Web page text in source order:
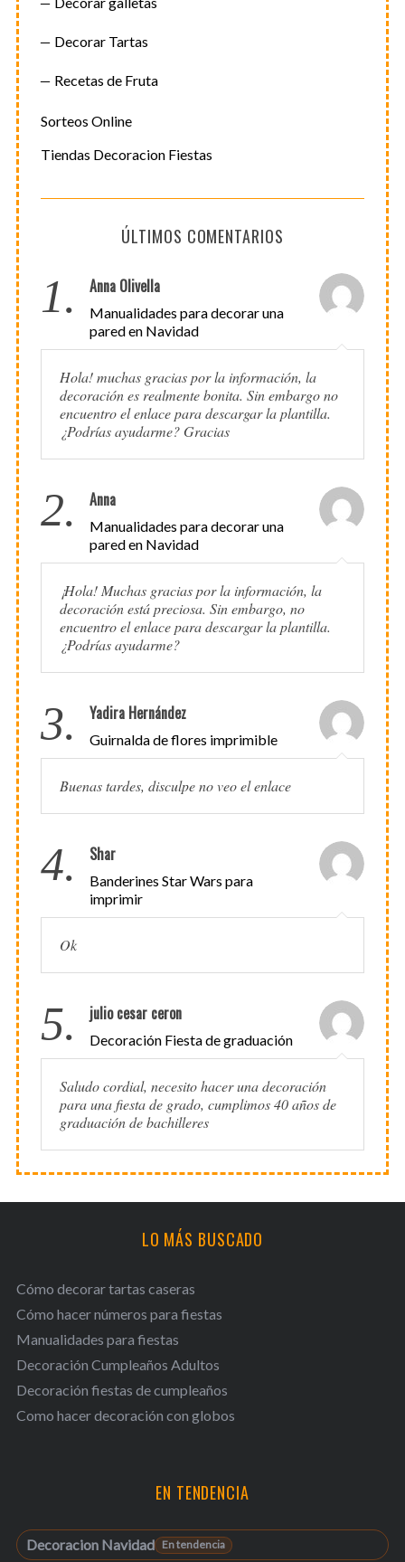
Decorar Tartas
Recetas de Fruta
Sorteos Online
Tiendas Decoracion Fiestas
ÚLTIMOS COMENTARIOS
1. Anna Olivella
Manualidades para decorar una
pared en Navidad
Hola! muchas gracias por la información, la
decoración es realmente bonita. Sin embargo no
encuentro el enlace para descargar la plantilla.
¿Podrías ayudarme? Gracias
2. Anna
Manualidades para decorar una
pared en Navidad
¡Hola! Muchas gracias por la información, la
decoración está preciosa. Sin embargo, no
encuentro el enlace para descargar la plantilla.
¿Podrías ayudarme?
3. Yadira Hernández
Guirnalda de flores imprimible
Buenas tardes, disculpe no veo el enlace
4. Shar
Banderines Star Wars para
imprimir
Ok
5. julio cesar ceron
Decoración Fiesta de graduación
Saludo cordial, necesito hacer una decoración
para una fiesta de grado, cumplimos 40 años de
graduación de bachilleres
LO MÁS BUSCADO
Cómo decorar tartas caseras
Cómo hacer números para fiestas
Manualidades para fiestas
Decoración Cumpleaños Adultos
Decoración fiestas de cumpleaños
Como hacer decoración con globos
EN TENDENCIA
Decoracion Navidad